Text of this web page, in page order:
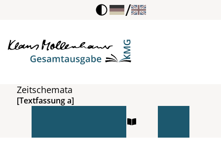
/
Zeitschemata
[Textfassung a]